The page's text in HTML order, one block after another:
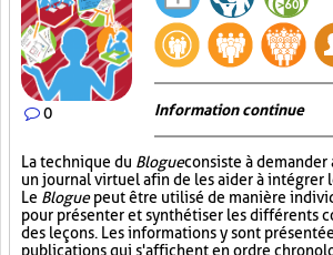
0 Information continue
La technique du Blogueconsiste à
un journal virtuel afin de les aider à intégrer
Le Bloguepeut être utilisé de manière
pour présenter et synthétiser les différents
des leçons. Les informations y sont
publications qui s'affichent en ordre